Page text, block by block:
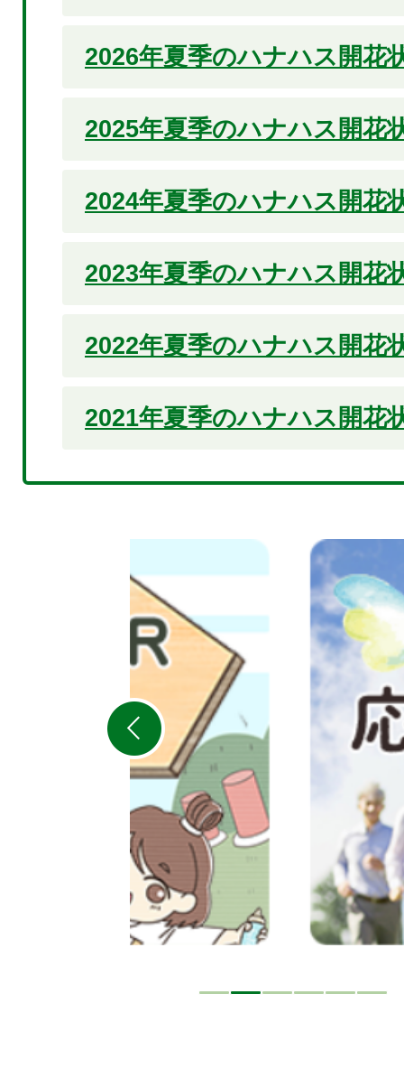
2026年夏季のハナハス開花
2025年夏季のハナハス開花
2024年夏季のハナハス開花
2023年夏季のハナハス開花
2022年夏季のハナハス開花
2021年夏季のハナハス開花
枚
目
の
ス
ラ
イ
ド